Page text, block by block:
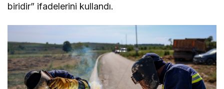
biridir” ifadelerini kullandı.